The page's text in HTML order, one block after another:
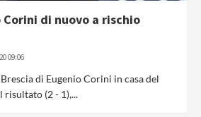
Corini di nuovo a rischio
09:06
di Eugenio Corini in casa del
risultato (2 - 1),...